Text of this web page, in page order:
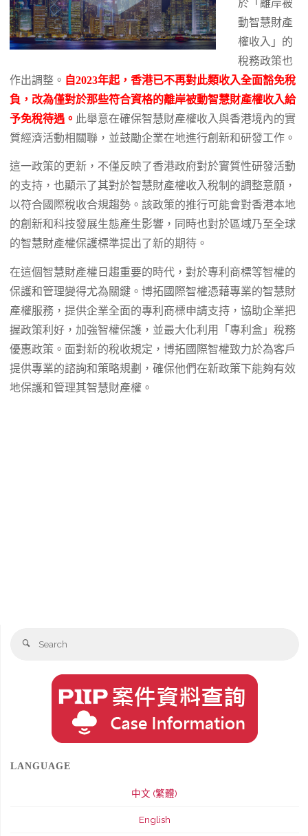
於「離岸被
動智慧財產
權收入」的
稅務政策也
作出調整。 自2023年起，香港已不再對此類收入全面豁免稅
負，改為僅對於那些符合資格的離岸被動智慧財產權收入給
予免稅待遇。 此舉意在確保智慧財產權收入與香港境內的實
質經濟活動相關聯，並鼓勵企業在地進行創新和研發工作。
這一政策的更新，不僅反映了香港政府對於實質性研發活動
的支持，也顯示了其對於智慧財產權收入稅制的調整意願，
以符合國際稅收合規趨勢。該政策的推行可能會對香港本地
的創新和科技發展生態產生影響，同時也對於區域乃至全球
的智慧財產權保護標準提出了新的期待。
在這個智慧財產權日趨重要的時代，對於專利商標等智權的
保護和管理變得尤為關鍵。博拓國際智權憑藉專業的智慧財
產權服務，提供企業全面的專利商標申請支持，協助企業把
握政策利好，加強智權保護，並最大化利用「專利盒」稅務
優惠政策。面對新的稅收規定，博拓國際智權致力於為客戶
提供專業的諮詢和策略規劃，確保他們在新政策下能夠有效
地保護和管理其智慧財產權。
Search
LANGUAGE
中文 (繁體)
English